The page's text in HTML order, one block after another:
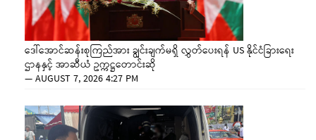
ဒေါ်အောင်ဆန်းစုကြည်အား ချွင်းချက်မရှိ လွှတ်ပေးရန် US နိုင်ငံခြားရေး
ဌာနနှင့် အာဆီယံ ဥက္ကဋ္ဌတောင်းဆို
—AUGUST 7, 2026 4:27 PM